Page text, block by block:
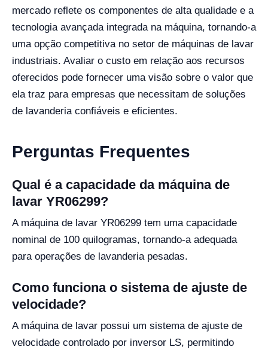
mercado reflete os componentes de alta qualidade e a
tecnologia avançada integrada na máquina, tornando-a
uma opção competitiva no setor de máquinas de lavar
industriais. Avaliar o custo em relação aos recursos
oferecidos pode fornecer uma visão sobre o valor que
ela traz para empresas que necessitam de soluções
de lavanderia confiáveis e eficientes.
Perguntas Frequentes
Qual é a capacidade da máquina de
lavar YR06299?
A máquina de lavar YR06299 tem uma capacidade
nominal de 100 quilogramas, tornando-a adequada
para operações de lavanderia pesadas.
Como funciona o sistema de ajuste de
velocidade?
A máquina de lavar possui um sistema de ajuste de
velocidade controlado por inversor LS, permitindo